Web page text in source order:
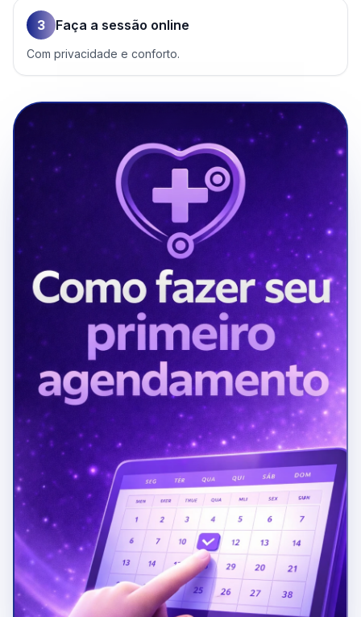
3 Faça a sessão online
Com privacidade e conforto.